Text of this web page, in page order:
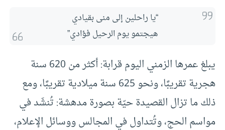
“يا راحلين إلى منى بقيادي
هيجتمو يوم الرحيل فؤادي”
يبلغ عمرها الزمني اليوم قرابة: أكثر من 620 سنة
هجرية تقريبًا، ونحو 625 سنة ميلادية تقريبًا، ومع
ذلك ما تزال القصيدة حيّة بصورة مدهشة: تُنشَد في
مواسم الحج، وتُتداول في المجالس ووسائل الإعلام،